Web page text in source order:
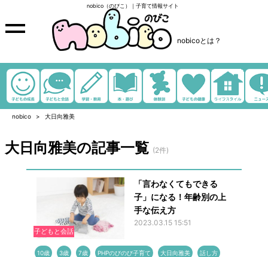
nobico（のびこ）｜子育て情報サイト
nobicoとは？
nobico 大日向雅美
大日向雅美の記事一覧 (2件)
子どもと会話
「言わなくてもできる
子」になる！年齢別の上
手な伝え方
2023.03.15 15:51
10歳 3歳 7歳 PHPのびのび子育て 大日向雅美 話し方